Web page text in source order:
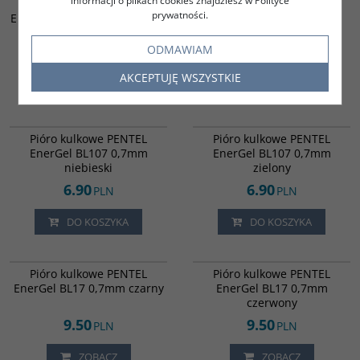
Pióro kulkowe PENTEL
EnerGel BL107 0,7mm czarny
DO KOSZYKA
Pióro kulkowe PENTEL
czerwony
Pióro kulkowe PENTEL
EnerGel BL107 0,7mm
niebieski
6.90PLN
DO KOSZYKA
Pióro kulkowe PENTEL
EnerGel BL107 0,7mm
zielony
6.90PLN
DO KOSZYKA
Pióro kulkowe PENTEL
EnerGel BL17 0,7mm czarny
9.50PLN
ZOBACZ
Pióro kulkowe PENTEL
EnerGel BL17 0,7mm
czerwony
9.50PLN
ZOBACZ
prywatności.
ODMAWIAM
AKCEPTUJĘ WSZYSTKIE